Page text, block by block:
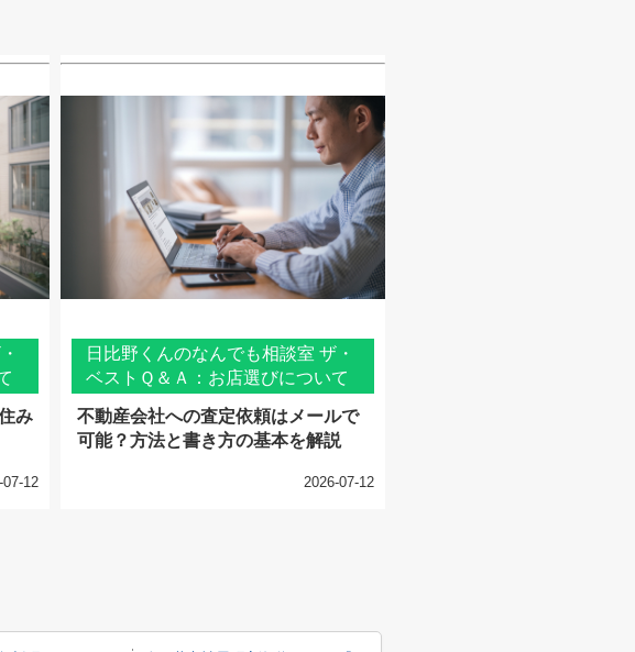
み
07-12
日比野くんのなんでも相談室 ザ・
ベストＱ＆Ａ：お店選びについて
不動産会社への査定依頼はメールで
可能？方法と書き方の基本を解説
2026-07-12